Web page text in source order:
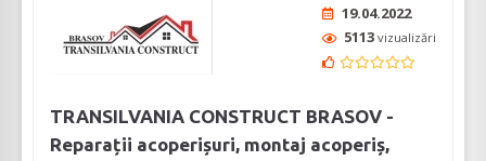
19.04.2022
5113 vizualizări
TRANSILVANIA CONSTRUCT BRASOV -
Reparații acoperișuri, montaj acoperiș,